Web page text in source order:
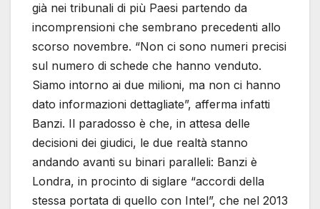
già nei tribunali di più Paesi partendo da
incomprensioni che sembrano precedenti allo
scorso novembre. “Non ci sono numeri precisi
sul numero di schede che hanno venduto.
Siamo intorno ai due milioni, ma non ci hanno
dato informazioni dettagliate”, afferma infatti
Banzi. Il paradosso è che, in attesa delle
decisioni dei giudici, le due realtà stanno
andando avanti su binari paralleli: Banzi è
Londra, in procinto di siglare “accordi della
stessa portata di quello con Intel”, che nel 2013